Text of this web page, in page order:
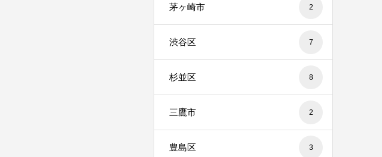
茅ヶ崎市 2
渋谷区 7
杉並区 8
三鷹市 2
豊島区 3